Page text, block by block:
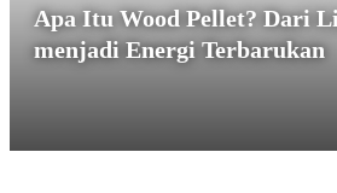
Apa Itu Wood Pellet? Dari
menjadi Energi Terbarukan